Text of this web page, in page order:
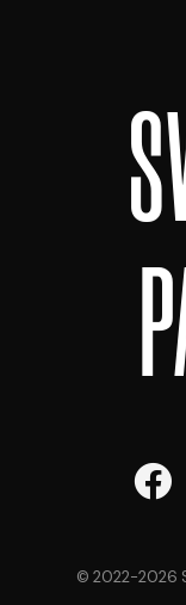
© 2022-2026